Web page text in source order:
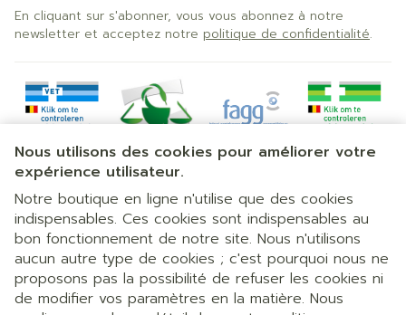
Nous utilisons des cookies pour améliorer votre
expérience utilisateur.
Notre boutique en ligne n'utilise que des cookies
indispensables. Ces cookies sont indispensables au
bon fonctionnement de notre site. Nous n'utilisons
aucun autre type de cookies ; c'est pourquoi nous ne
proposons pas la possibilité de refuser les cookies ni
de modifier vos paramètres en la matière. Nous
En cliquant sur s'abonner, vous vous abonnez à notre
newsletter et acceptez notre politique de confidentialité.
Liens légaux